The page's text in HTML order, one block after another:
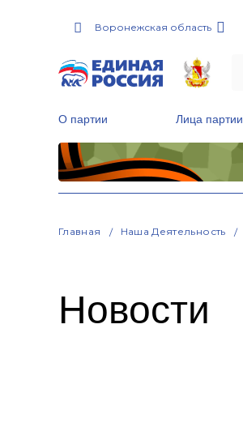
Воронежская область
О партии Лица партии
Главная Наша Деятельность
Новости